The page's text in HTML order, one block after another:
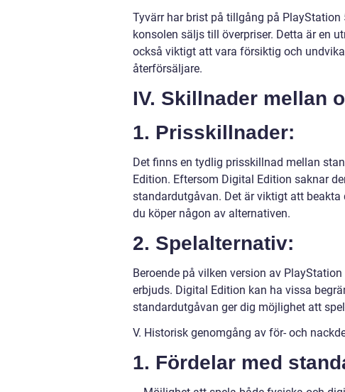
Tyvärr har brist på tillgång på
konsolen säljs till överpriser. Detta är en
också viktigt att vara försiktig och
återförsäljare.
IV. Skillnader mellan
1. Prisskillnader:
Det finns en tydlig prisskillnad mellan
Edition. Eftersom Digital Edition saknar
standardutgåvan. Det är viktigt att
du köper någon av alternativen.
2. Spelalternativ:
Beroende på vilken version av
erbjuds. Digital Edition kan ha vissa
standardutgåvan ger dig möjlighet att
V. Historisk genomgång av för- och
1. Fördelar med